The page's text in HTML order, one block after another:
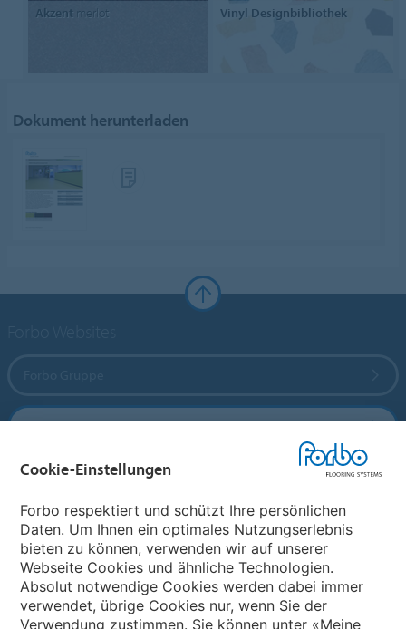
Akzentmerlot Vinyl Designbibliothek
Dokument herunterladen
Forbo Flooring Systems
Forbo Movement Systems
Land auswählen
Land auswählen
Cookie-Einstellungen
Forbo respektiert und schützt Ihre persönlichen
Daten. Um Ihnen ein optimales Nutzungserlebnis
bieten zu können, verwenden wir auf unserer
Webseite Cookies und ähnliche Technologien.
Absolut notwendige Cookies werden dabei immer
verwendet, übrige Cookies nur, wenn Sie der
Verwendung zustimmen. Sie können unter «Meine